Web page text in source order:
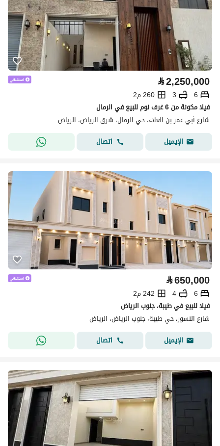
⃁2,250,000
6
3
260 م2
فيلا مكونة من 6 غرف نوم للبيع في الرمال
شارع أبي عمر بن العلاء، حي الرمال، شرق الرياض، الرياض
الإيميل
اتصال
⃁650,000
6
4
242 م2
فيلا للبيع في طيبة، جنوب الرياض
شارع النسور، حي طيبة، جنوب الرياض، الرياض
الإيميل
اتصال